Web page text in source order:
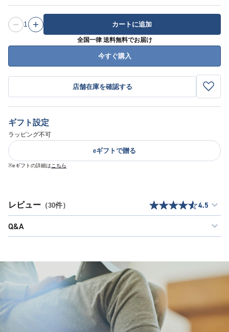
1 カートに追加
全国一律 送料無料でお届け
今すぐ購入
店舗在庫を確認する
ギフト設定
ラッピング不可
eギフトで贈る
※eギフトの詳細は こちら
レビュー （30件） 4.5
Q&A